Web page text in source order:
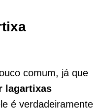
comum, já que
lagartixas
é verdadeiramente